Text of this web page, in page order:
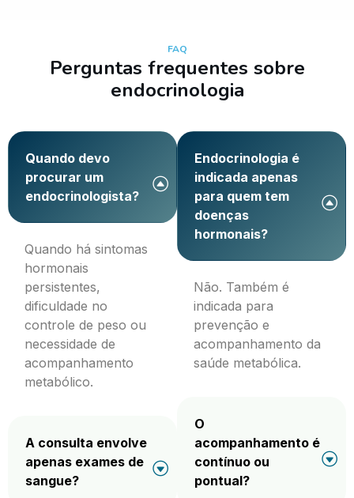
FAQ
Perguntas frequentes sobre
endocrinologia
Quando devo
procurar um
endocrinologista?
Quando há sintomas
hormonais
persistentes,
dificuldade no
controle de peso ou
necessidade de
acompanhamento
metabólico.
A consulta envolve
apenas exames de
sangue?
Endocrinologia é
indicada apenas
para quem tem
doenças
hormonais?
Não. Também é
indicada para
prevenção e
acompanhamento da
saúde metabólica.
O
acompanhamento é
contínuo ou
pontual?